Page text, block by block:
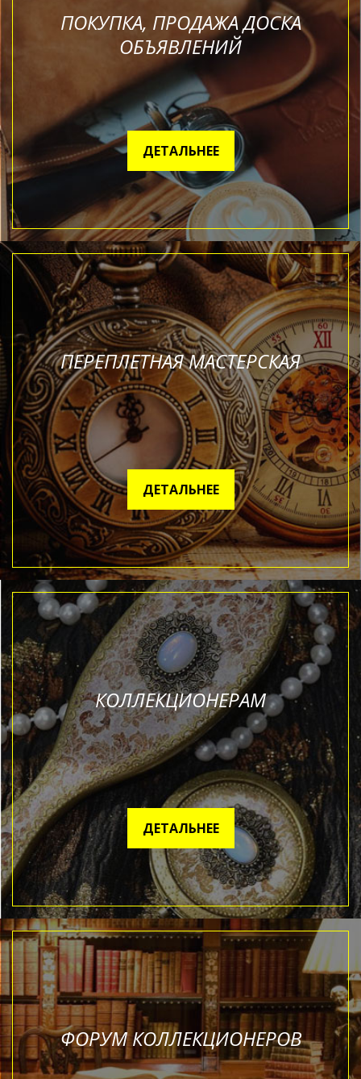
ПОКУПКА, ПРОДАЖА ДОСКА
ОБЪЯВЛЕНИЙ
ДЕТАЛЬНЕЕ
ПЕРЕПЛЕТНАЯ МАСТЕРСКАЯ
ДЕТАЛЬНЕЕ
КОЛЛЕКЦИОНЕРАМ
ДЕТАЛЬНЕЕ
ФОРУМ КОЛЛЕКЦИОНЕРОВ